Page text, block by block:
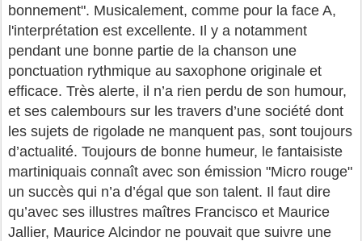
bonnement". Musicalement, comme pour la face A,
l'interprétation est excellente. Il y a notamment
pendant une bonne partie de la chanson une
ponctuation rythmique au saxophone originale et
efficace. Très alerte, il n’a rien perdu de son humour,
et ses calembours sur les travers d’une société dont
les sujets de rigolade ne manquent pas, sont toujours
d’actualité. Toujours de bonne humeur, le fantaisiste
martiniquais connaît avec son émission "Micro rouge"
un succès qui n’a d’égal que son talent. Il faut dire
qu’avec ses illustres maîtres Francisco et Maurice
Jallier, Maurice Alcindor ne pouvait que suivre une